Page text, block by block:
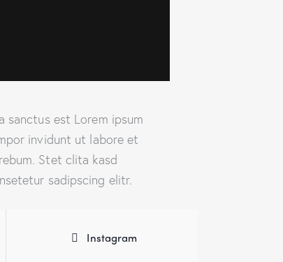
est Lorem ipsum
invidunt ut labore et
Stet clita kasd
sadipscing elitr.
Instagram